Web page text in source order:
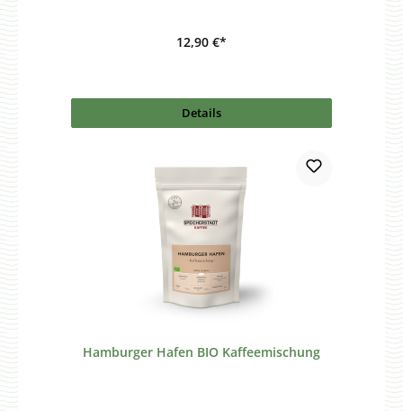
12,90 €*
Details
Hamburger Hafen BIO Kaffeemischung